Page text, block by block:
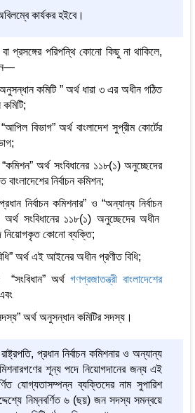
কার্যকর হইবে।
বা প্রসঙ্গের পরিপন্থি কোনো কিছু না থাকিলে,
কমিটি ” অর্থ ধারা ৩ এর অধীন গঠিত
বিভাগ” অর্থ বাংলাদেশ সুপ্রীম কোর্টের
অর্থ সংবিধানের ১১৮(১) অনুচ্ছেদের
বাংলাদেশের নির্বাচন কমিশন;
নির্বাচন কমিশনার” ও “অন্যান্য নির্বাচন
অর্থ সংবিধানের ১১৮(১) অনুচ্ছেদের অধীন
কোনো ব্যক্তি;
অর্থ এই আইনের অধীন প্রণীত বিধি;
অর্থগণপ্রজাতন্ত্রী বাংলাদেশের
অর্থ অনুসন্ধান কমিটির সদস্য।
প্রধান নির্বাচন কমিশনার ও অন্যান্য
শূন্য পদে নিয়োগদানের জন্য এই
যোগ্যতাসম্পন্ন ব্যক্তিদের নাম সুপারিশ
নিম্নবর্ণিত ৬ (ছয়) জন সদস্য সমন্বয়ে